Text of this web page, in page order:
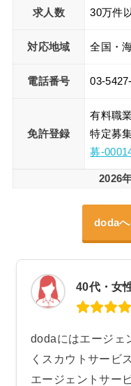
求人数 30万件
対応地域 全国・
電話番号 03-
免許登録
有料職
特定募
募-
2026
dodaへ
40代・女
dodaにはエージェ
くスカウトサービ
エージェントサー